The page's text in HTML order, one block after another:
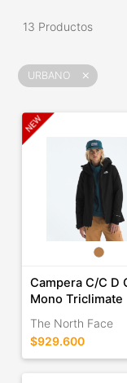
13 Productos
URBANO close
Campera C/C D
Mono Triclimate
The North Face
$929.600